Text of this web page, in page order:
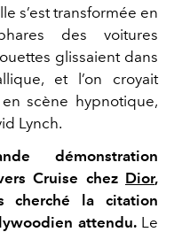
s’est transformée en
des voitures
glissaient dans
et l’on croyait
scène hypnotique,
Lynch.
démonstration
Cruise chez Dior,
cherché la citation
attendu.Le